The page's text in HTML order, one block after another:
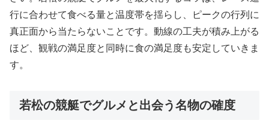
行に合わせて食べる量と温度帯を揺らし、ピークの行列に
真正面から当たらないことです。動線の工夫が積み上がる
ほど、観戦の満足度と同時に食の満足度も安定していきま
す。
若松の競艇でグルメと出会う名物の確度